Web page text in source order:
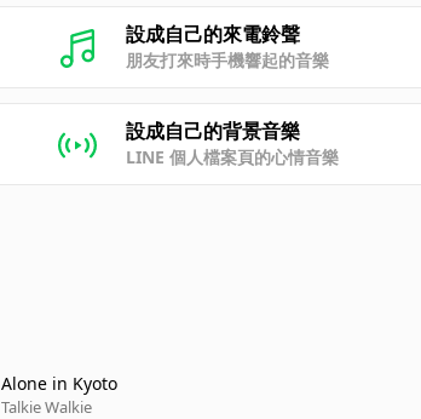
設成自己的來電鈴聲
朋友打來時手機響起的音樂
設成自己的背景音樂
LINE 個人檔案頁的心情音樂
Alone in Kyoto
Talkie Walkie